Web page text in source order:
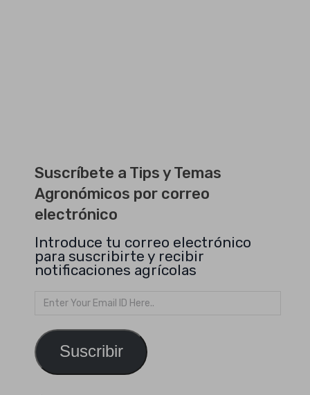
Suscríbete a Tips y Temas
Agronómicos por correo
electrónico
Introduce tu correo electrónico
para suscribirte y recibir
notificaciones agrícolas
Dirección
de
Suscribir